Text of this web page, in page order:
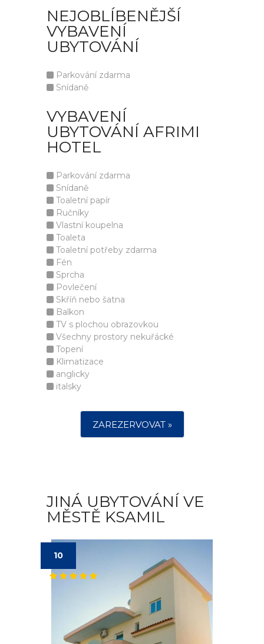
NEJOBLÍBENĚJŠÍ
VYBAVENÍ
UBYTOVÁNÍ
Parkování zdarma
Snídaně
VYBAVENÍ
UBYTOVÁNÍ AFRIMI
HOTEL
Parkování zdarma
Snídaně
Toaletní papír
Ručníky
Vlastní koupelna
Toaleta
Toaletní potřeby zdarma
Fén
Sprcha
Povlečení
Skříň nebo šatna
Balkon
TV s plochou obrazovkou
Všechny prostory nekuřácké
Topení
Klimatizace
anglicky
italsky
ZAREZERVOVAT »
JINÁ UBYTOVÁNÍ VE
MĚSTĚ KSAMIL
10